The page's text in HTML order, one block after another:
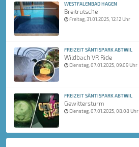
WESTFALENBAD HAGEN
Breitrutsche
Freitag, 31.01.2025, 12:12 Uhr
FREIZEIT SÄNTISPARK ABTWIL
Wildbach VR Ride
Dienstag, 07.01.2025, 09:09 Uhr
FREIZEIT SÄNTISPARK ABTWIL
Gewittersturm
Dienstag, 07.01.2025, 08:08 Uhr